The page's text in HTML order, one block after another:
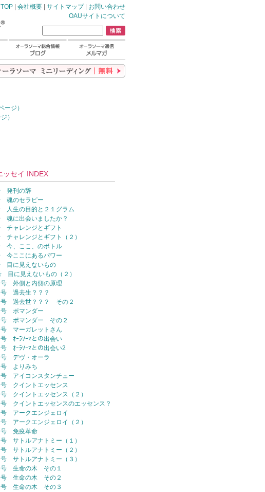
TOP | 会社概要 | サイトマップ| お問い合わせ
OAUサイトについて
ージ）
）
ッセイ INDEX
発刊の辞
魂のセラピー
人生の目的と２１グラム
魂に出会いましたか？
チャレンジとギフト
チャレンジとギフト（２）
今、ここ、のボトル
今ここにあるパワー
目に見えないもの
目に見えないもの（２）
号 外側と内側の原理
号 過去生？？？
号 過去世？？？ その２
号 ポマンダー
号 ポマンダー その２
号 マーガレットさん
ｵｰﾗｿｰﾏとの出会い
ｵｰﾗｿｰﾏとの出会い2
号 デヴ・オーラ
号 よりみち
号 アイコンスタンチュー
号 クイントエッセンス
クイントエッセンス（２）
クイントエッセンスのエッセンス？
アークエンジェロイ
アークエンジェロイ（２）
号 免疫革命
サトルアナトミー（１）
サトルアナトミー（２）
サトルアナトミー（３）
号 生命の木 その１
号 生命の木 その２
号 生命の木 その３